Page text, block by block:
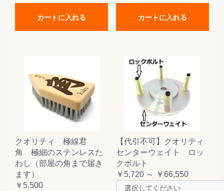
カートに入れる カートに入れる
クオリティ 極線君
角 極細のステンレスた
わし（部屋の角まで届き
ます）
￥5,500
【代引不可】クオリティ
センターウェイト ロッ
クボルト
￥5,720 ～ ￥66,550